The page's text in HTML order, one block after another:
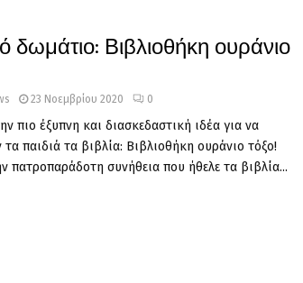
δωμάτιο: Βιβλιοθήκη ουράνιο
23 Νοεμβρίου 2020 0
πιο έξυπνη και διασκεδαστική ιδέα για να
παιδιά τα βιβλία: Βιβλιοθήκη ουράνιο τόξο!
πατροπαράδοτη συνήθεια που ήθελε τα βιβλία...